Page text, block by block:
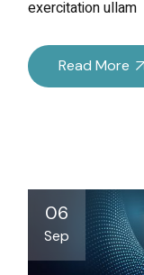
exercitation ullam
Read More
06
Sep